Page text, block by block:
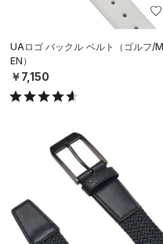
UAロゴ バックル ベルト（ゴルフ/M
EN）
￥7,150